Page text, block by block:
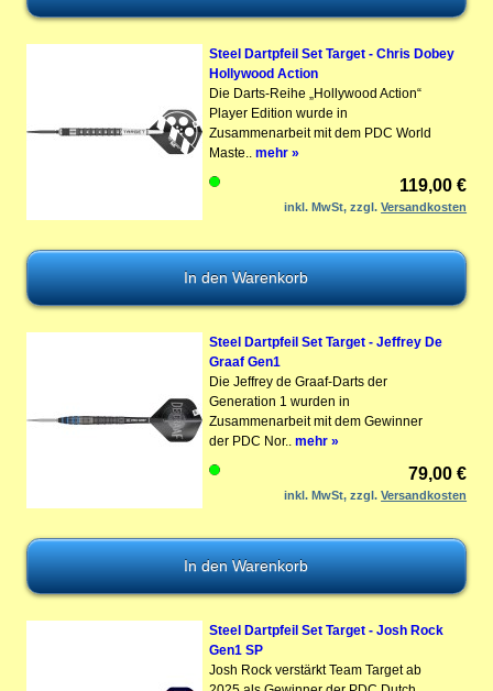
Steel Dartpfeil Set Target - Chris Dobey
Hollywood Action
Die Darts-Reihe „Hollywood Action“
Player Edition wurde in
Zusammenarbeit mit dem PDC World
Maste.. mehr »
119,00 €
inkl. MwSt, zzgl.Versandkosten
Steel Dartpfeil Set Target - Jeffrey De
Graaf Gen1
Die Jeffrey de Graaf-Darts der
Generation 1 wurden in
Zusammenarbeit mit dem Gewinner
der PDC Nor.. mehr »
79,00 €
inkl. MwSt, zzgl.Versandkosten
Steel Dartpfeil Set Target - Josh Rock
Gen1 SP
Josh Rock verstärkt Team Target ab